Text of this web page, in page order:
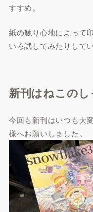
すすめ。
紙の触り心地によって
いろ試してみたりしてい
新刊はねこの
今回も新刊はいつも大
様へお願いしました。